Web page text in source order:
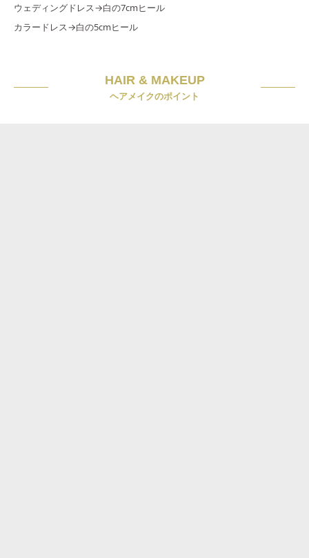
ウェディングドレス→白の7cmヒール
カラードレス→白の5cmヒール
HAIR & MAKEUP
ヘアメイクのポイント